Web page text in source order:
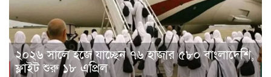
২০২৬ সালে হজে যাচ্ছেন ৭৬ হাজার ৫৮০ বাংলাদেশি,
ফ্লাইট শুরু ১৮ এপ্রিল